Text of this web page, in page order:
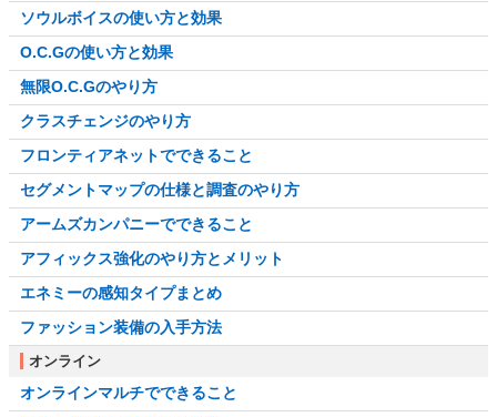
ソウルボイスの使い方と効果
O.C.Gの使い方と効果
無限O.C.Gのやり方
クラスチェンジのやり方
フロンティアネットでできること
セグメントマップの仕様と調査のやり方
アームズカンパニーでできること
アフィックス強化のやり方とメリット
エネミーの感知タイプまとめ
ファッション装備の入手方法
オンライン
オンラインマルチでできること